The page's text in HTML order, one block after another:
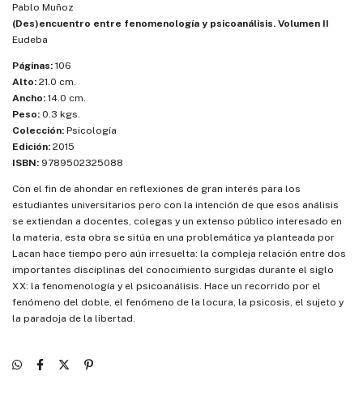
Pablo Muñoz
(Des)encuentro entre fenomenología y psicoanálisis. Volumen II
Eudeba
Páginas: 106
Alto: 21.0 cm.
Ancho: 14.0 cm.
Peso: 0.3 kgs.
Colección: Psicología
Edición: 2015
ISBN: 9789502325088
Con el fin de ahondar en reflexiones de gran interés para los
estudiantes universitarios pero con la intención de que esos análisis
se extiendan a docentes, colegas y un extenso público interesado en
la materia, esta obra se sitúa en una problemática ya planteada por
Lacan hace tiempo pero aún irresuelta: la compleja relación entre dos
importantes disciplinas del conocimiento surgidas durante el siglo
XX: la fenomenología y el psicoanálisis. Hace un recorrido por el
fenómeno del doble, el fenómeno de la locura, la psicosis, el sujeto y
la paradoja de la libertad.